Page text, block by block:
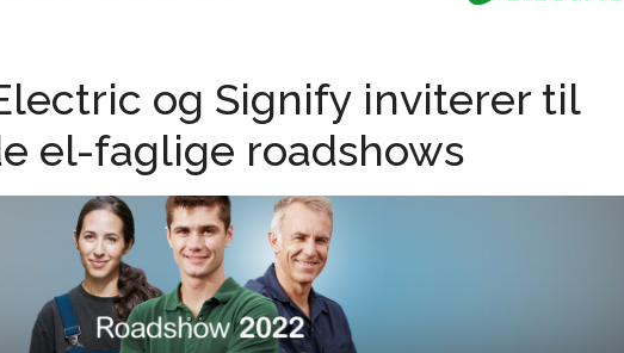
og Signify inviterer til
el-faglige roadshows